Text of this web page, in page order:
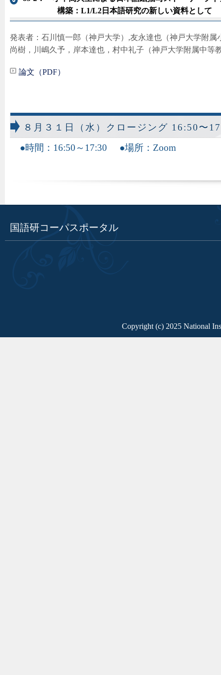
構築：L1/L2日本語研究の新しい資料として
発表者：石川慎一郎（神戸大学）,友永達也（神戸大学附
尚樹，川嶋久予，岸本達也，村中礼子（神戸大学附属中等
論文（PDF）
８月３１日（水）クロージング 16:50〜
時間：16:50～17:30
場所：Zoom
国語研コーパスポータル
Copyright (c) 2025 National